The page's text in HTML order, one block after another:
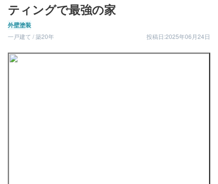
ティングで最強の家
外壁塗装
一戸建て / 築20年 投稿日:2025年06月24日